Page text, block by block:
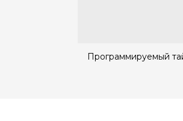
Программируемый